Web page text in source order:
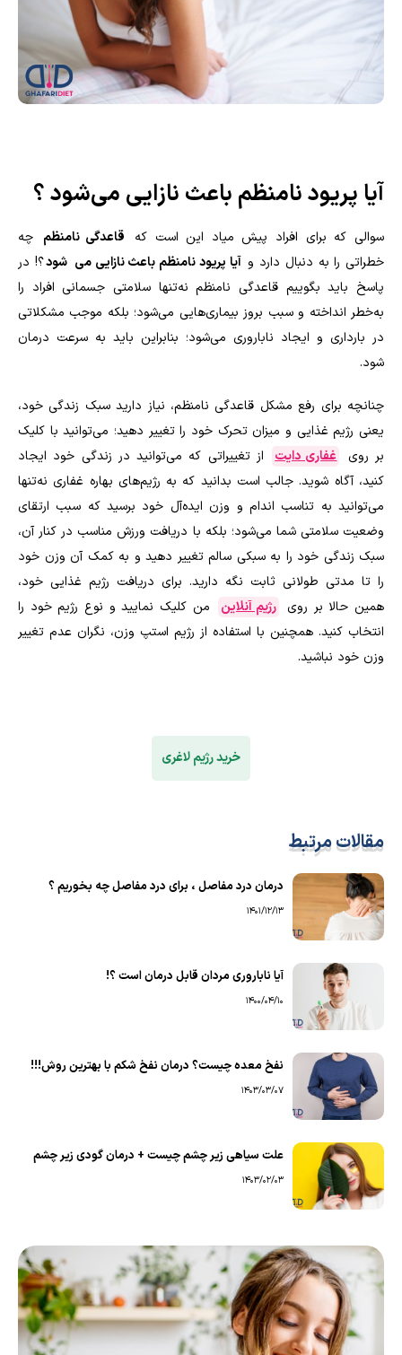
آیا پریود نامنظم باعث نازایی می‌شود ؟
سوالی که برای افراد پیش میاد این است که قاعدگی نامنظم چه
خطراتی را به دنبال دارد و آیا پریود نامنظم باعث نازایی می شود؟! در
پاسخ باید بگوییم قاعدگی نامنظم نه‌تنها سلامتی جسمانی افراد را
به‌خطر انداخته و سبب بروز بیماری‌هایی می‌شود؛ بلکه موجب مشکلاتی
در بارداری و ایجاد ناباروری می‌شود؛ بنابراین باید به سرعت درمان
شود.
چنانچه برای رفع مشکل قاعدگی نامنظم، نیاز دارید سبک زندگی خود،
یعنی رژیم غذایی و میزان تحرک خود را تغییر دهید؛ می‌توانید با کلیک
بر روی غفاری دایت
از تغییراتی که می‌توانید در زندگی خود ایجاد
کنید، آگاه شوید. جالب است بدانید که به رژیم‌های بهاره غفاری نه‌تنها
می‌توانید به تناسب اندام و وزن ایده‌آل خود برسید که سبب ارتقای
وضعیت سلامتی شما می‌شود؛ بلکه با دریافت ورزش مناسب در کنار آن،
سبک زندگی خود را به سبکی سالم تغییر دهید و به کمک آن وزن خود
را تا مدتی طولانی ثابت نگه دارید. برای دریافت رژیم غذایی خود،
همین حالا بر روی رژیم آنلاین
من کلیک نمایید و نوع رژیم خود را
انتخاب کنید. همچنین با استفاده از رژیم استپ وزن، نگران عدم تغییر
وزن خود نباشید.
خرید رژیم لاغری
مقالات مرتبط
درمان درد مفاصل ، برای درد مفاصل چه بخوریم ؟
1401/12/13
آیا ناباروری مردان قابل درمان است ؟!
1400/04/10
نفخ معده چیست؟ درمان نفخ شکم با بهترین روش!!!
1403/03/07
علت سیاهی زیر چشم چیست + درمان گودی زیر چشم
1403/02/03